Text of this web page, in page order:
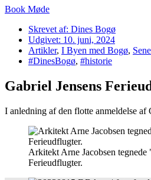
Book Møde
Skrevet af: Dines Bogø
Udgivet: 10. juni, 2024
Artikler, I Byen med Bogø,
#DinesBogø, #historie
Gabriel Jensens
I anledning af den flotte anmeldelse
Arkitekt Arne Jacobsen
Ferieudflugter.